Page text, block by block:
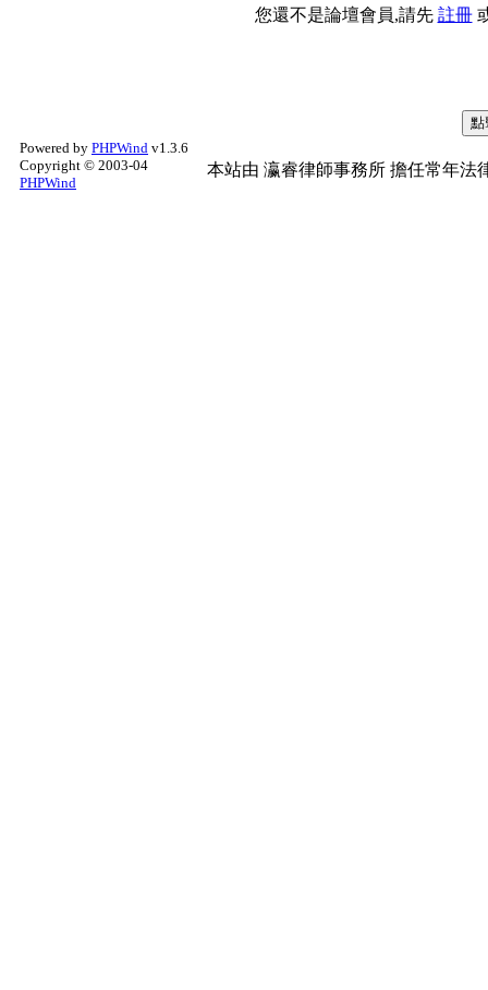
您還不是論壇會員,請先 註冊
Powered by PHPWind v1.3.6
Copyright © 2003-04
PHPWind
本站由 瀛睿律師事務所 擔任常年法